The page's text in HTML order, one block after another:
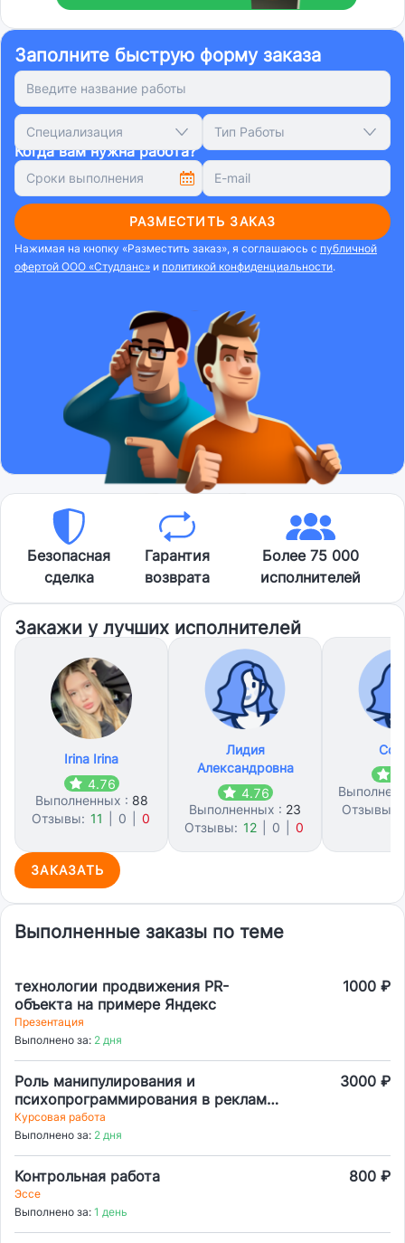
Заполните быструю форму заказа
Специализация Тип Работы
Когда вам нужна работа?
РАЗМЕСТИТЬ ЗАКАЗ
Нажимая на кнопку «Разместить заказ», я соглашаюсь с публичной
офертой ООО «Студланс» и политикой конфиденциальности.
Безопасная
сделка
Гарантия
возврата
Более 75 000
исполнителей
Закажи у лучших исполнителей
Irina Irina
4.76
Выполненных : 88
Отзывы: 11 0 0
Лидия
Александровна
4.76
Выполненных : 23
Отзывы: 12 0 0
Отзывы:
ЗАКАЗАТЬ
Выполненные заказы по теме
технологии продвижения PR-
объекта на примере Яндекс
1000 ₽
Презентация
Выполнено за: 2 дня
Роль манипулирования и
психопрограммирования в рекламе
(на примере продвижения
маркетплейсов).
3000 ₽
Курсовая работа
Выполнено за: 2 дня
Контрольная работа 800 ₽
Эссе
Выполнено за: 1 день